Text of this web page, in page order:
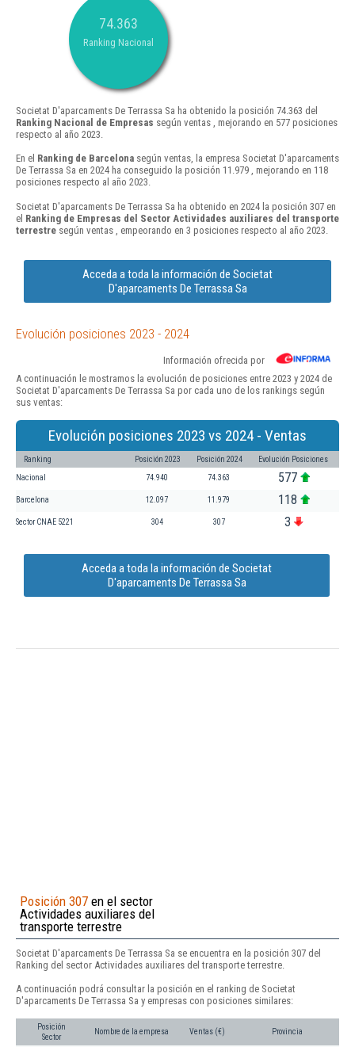
74.363
Ranking Nacional
Societat D'aparcaments De Terrassa Sa ha obtenido la posición 74.363 del
Ranking Nacional de Empresas según ventas , mejorando en 577 posiciones
respecto al año 2023.
En el Ranking de Barcelona según ventas, la empresa Societat D'aparcaments
De Terrassa Sa en 2024 ha conseguido la posición 11.979 , mejorando en 118
posiciones respecto al año 2023.
Societat D'aparcaments De Terrassa Sa ha obtenido en 2024 la posición 307 en
el Ranking de Empresas del Sector Actividades auxiliares del transporte
terrestre según ventas , empeorando en 3 posiciones respecto al año 2023.
Acceda a toda la información de Societat
D'aparcaments De Terrassa Sa
Evolución posiciones 2023 - 2024
Información ofrecida por
A continuación le mostramos la evolución de posiciones entre 2023 y 2024 de
Societat D'aparcaments De Terrassa Sa por cada uno de los rankings según
sus ventas:
Evolución posiciones 2023 vs 2024 - Ventas
Ranking Posición 2023 Posición 2024 Evolución Posiciones
Nacional 74.940 74.363 577
Barcelona 12.097 11.979 118
Sector CNAE 5221 304 307 3
Acceda a toda la información de Societat
D'aparcaments De Terrassa Sa
Posición 307 en el sector
Actividades auxiliares del
transporte terrestre
Societat D'aparcaments De Terrassa Sa se encuentra en la posición 307 del
Ranking del sector Actividades auxiliares del transporte terrestre.
A continuación podrá consultar la posición en el ranking de Societat
D'aparcaments De Terrassa Sa y empresas con posiciones similares:
Posición
Sector
Nombre de la empresa Ventas (€) Provincia